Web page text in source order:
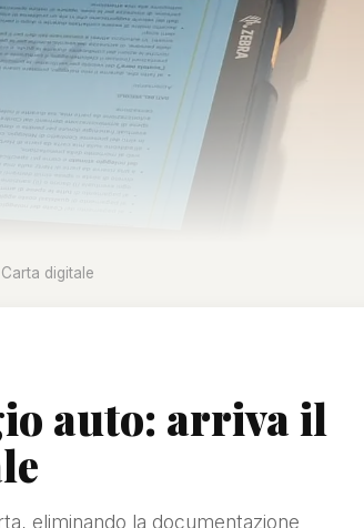
digitale
auto: arriva il
eliminando la documentazione